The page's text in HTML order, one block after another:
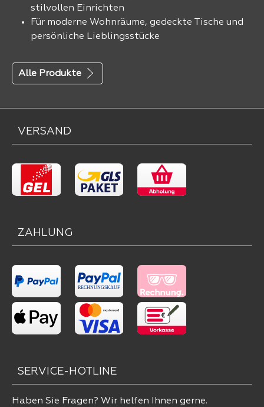
stilvollen Einrichten
Für moderne Wohnräume, gedeckte Tische und
persönliche Lieblingsstücke
Alle Produkte
VERSAND
ZAHLUNG
SERVICE-HOTLINE
Haben Sie Fragen? Wir helfen Ihnen gerne.